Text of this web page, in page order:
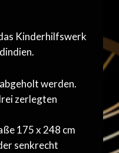
Kinderhilfswerk
werden.
zerlegten
175 x 248 cm
senkrecht